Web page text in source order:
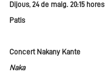
Dijous, 24 de maig. 20:15 hores
Patis
Concert Nakany Kante
Naka